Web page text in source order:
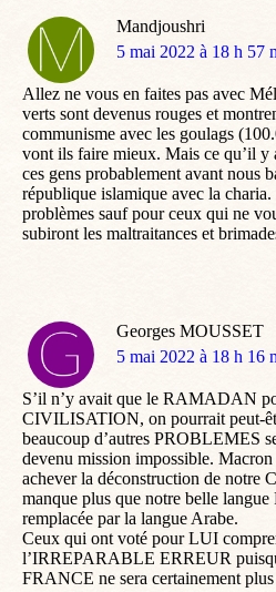
Mandjoushri
dit
5 mai 2022 à 18 h 57
Allez ne vous en faites pas avec
verts sont devenus rouges et
communisme avec les goulags
vont ils faire mieux. Mais ce qu’il y
ces gens probablement avant nous
république islamique avec la
problèmes sauf pour ceux qui ne
subiront les maltraitances et
Georges MOUSSET
dit
5 mai 2022 à 18 h 16
S’il n’y avait que le RAMADAN
CIVILISATION, on pourrait peut-
beaucoup d’autres PROBLEMES
devenu mission impossible.
achever la déconstruction de
manque plus que notre belle
remplacée par la langue Arabe.
Ceux qui ont voté pour LUI
l’IRREPARABLE ERREUR
FRANCE ne sera certainement plus